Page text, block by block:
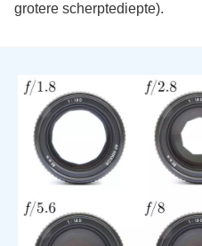
grotere scherptediepte).